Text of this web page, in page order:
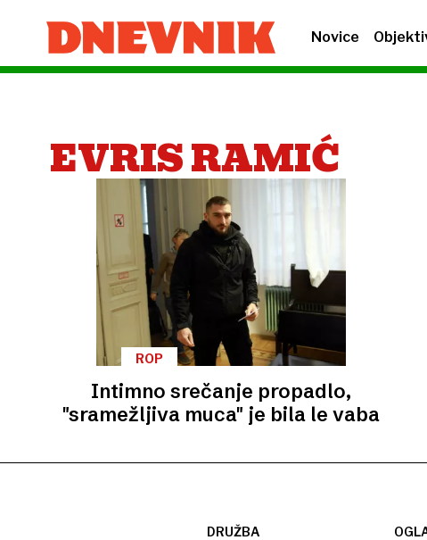
Novice
EVRIS RAMIĆ
ROP
Intimno srečanje propadlo,
"sramežljiva muca" je bila le vaba
DRUŽBA